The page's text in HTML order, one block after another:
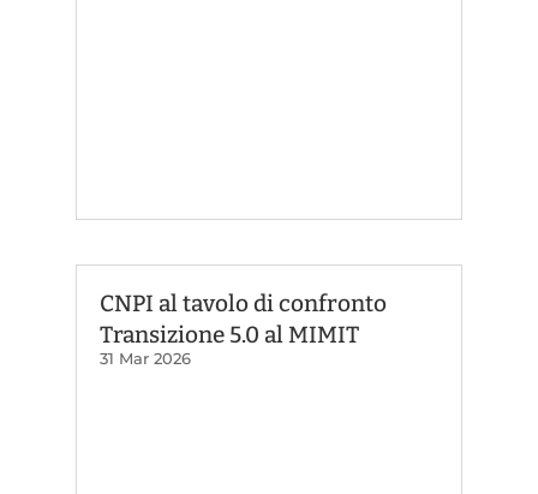
CNPI al tavolo di confronto
Transizione 5.0 al MIMIT
31 Mar 2026